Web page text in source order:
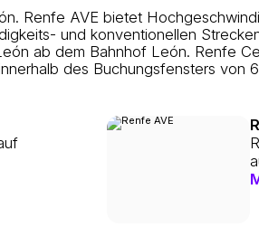
Renfe AVE bietet
und konventionellen
ab dem Bahnhof León. Renfe
des Buchungsfensters von